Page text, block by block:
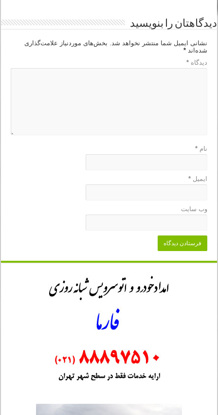
دیدگاهتان را بنویسید
نشانی ایمیل شما منتشر نخواهد شد. بخش‌های موردنیاز علامت‌گذاری
شده‌اند*
دیدگاه*
نام*
ایمیل*
وب‌ سایت